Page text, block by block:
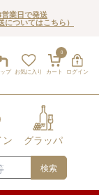
業日で発送
についてはこちら）
ップ お気に入り
0
カート ログイン
ン グラッパ
検索